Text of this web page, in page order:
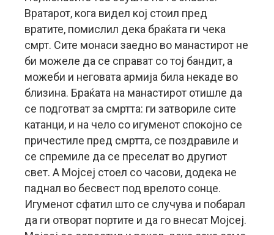
Вратарот, кога видел кој стоил пред
вратите, помислил дека браќата ги чека
смрт. Сите монаси заедно во манастирот не
би можеле да се справат со тој бандит, а
можеби и неговата армија била некаде во
близина. Браќата на манастирот отишле да
се подготват за смртта: ги затвориле сите
катанци, и на чело со игуменот спокојно се
причестиле пред смртта, се поздравиле и
се спремиле да се преселат во другиот
свет. А Мојсеј стоел со часови, додека не
паднал во бесвест под врелото сонце.
Игуменот сфатил што се случува и побарал
да ги отворат портите и да го внесат Мојсеј.